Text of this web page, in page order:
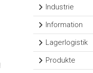
Industrie
Information
Lagerlogistik
Produkte